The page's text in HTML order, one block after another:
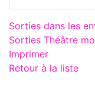
Sorties dans les
Sorties Théâtre
Imprimer
Retour à la liste